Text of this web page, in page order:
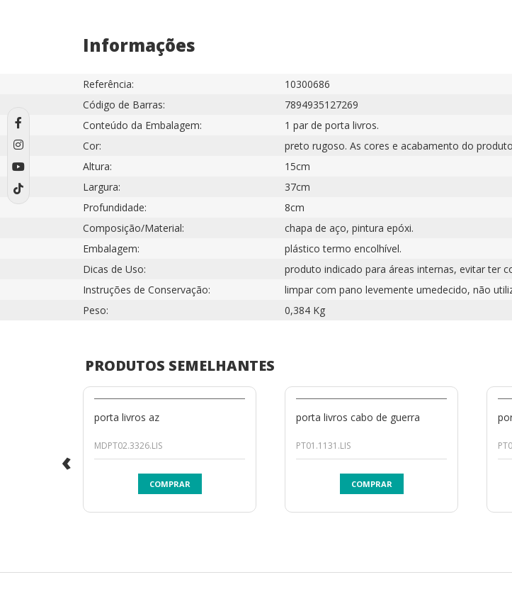
Informações
Referência:
10300686
Código de Barras:
7894935127269
Conteúdo da Embalagem:
1 par de porta livros.
Cor:
preto rugoso. As cores e acabamento do
Altura:
15cm
Largura:
37cm
Profundidade:
8cm
Composição/Material:
chapa de aço, pintura epóxi.
Embalagem:
plástico termo encolhível.
Dicas de Uso:
produto indicado para áreas internas, evitar ter
Instruções de Conservação:
limpar com pano levemente umedecido, não
Peso:
0,384 Kg
PRODUTOS SEMELHANTES
porta livros az
MDPT02.3326.LIS
COMPRAR
porta livros cabo de guerra
PT01.1131.LIS
COMPRAR
‹